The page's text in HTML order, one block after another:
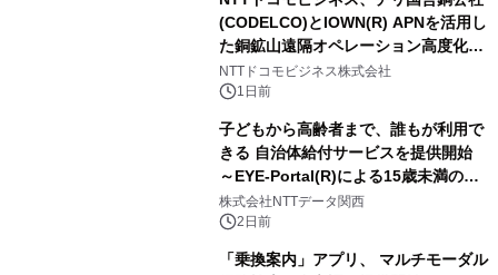
(CODELCO)とIOWN(R) APNを活用し
た銅鉱山遠隔オペレーション高度化に
向けた調査・実証を開始
NTTドコモビジネス株式会社
1日前
子どもから高齢者まで、誰もが利用で
きる 自治体給付サービスを提供開始
～EYE-Portal(R)による15歳未満の本
人認証と デジタルデバイド対策で実現
～
株式会社NTTデータ関西
2日前
「乗換案内」アプリ、 マルチモーダル